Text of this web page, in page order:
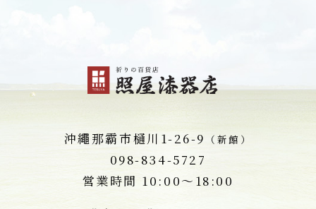
沖繩那霸市樋川1-26-9 （新館）
098-834-5727
営業時間 10:00～18:00